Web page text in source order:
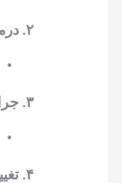
۲. درمان دارویی
۳. جراحی
۴. تغییر سبک زندگی